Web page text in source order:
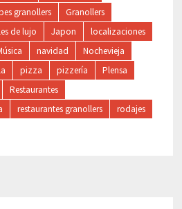
granollers
Granollers
de lujo Japon
localizaciones
navidad
Nochevieja
pizza pizzería
Plensa
Restaurantes
restaurantes granollers
rodajes